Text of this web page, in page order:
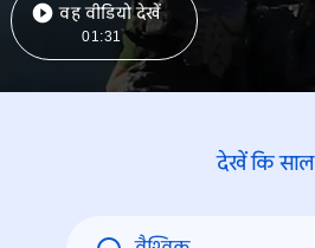
वह वीडियो देखें
01:31
देखें कि साल